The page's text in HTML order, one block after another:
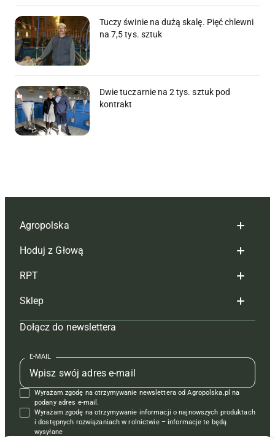
Tuczy świnie na dużą skalę. Pięć chlewni
na 7,5 tys. sztuk
Dwie tuczarnie na 2 tys. sztuk pod
kontrakt
Agropolska
Redakcja
Reklama
Tagi
Mapa serwisu
Kontakt
Regulamin
Polityka prywatności
Hoduj z Głową
Hoduj z głową bydło
Hoduj z głową świnie
Prenumerata
Redakcja
Kontakt
Reklama
RPT
Redakcja
Prenumerata
Reklama
Kontakt
Krzyżówki
Sklep
Czasopisma i prenumerata
Książki
Regulamin
Dołącz do newslettera
E-MAIL
Wyrażam zgodę na otrzymywanie newslettera od Agropolska.pl na
podany adres e-mail.
Wyrażam zgodę na otrzymywanie informacji o najnowszych produktach
i dostępnych rozwiązaniach w rolnictwie – informacje te będą
wysyłane